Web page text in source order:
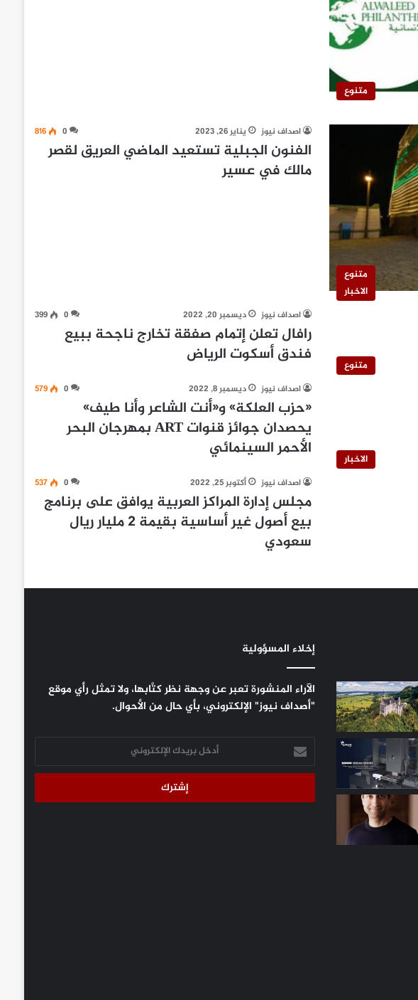
متنوع
متنوع
اصداف نيوز يناير 26, 2023 0
816
الفنون الجبلية تستعيد الماضي العريق لقصر
مالك في عسير
الاخبار
اصداف نيوز ديسمبر 20, 2022 0
399
رافال تعلن إتمام صفقة تخارج ناجحة ببيع
فندق أسكوت الرياض
متنوع
اصداف نيوز ديسمبر 8, 2022 0
579
«حزب العلكة» و«أنت الشاعر وأنا طيف»
يحصدان جوائز قنوات ART بمهرجان البحر
الأحمر السينمائي
الاخبار
اصداف نيوز أكتوبر 25, 2022 0
537
مجلس إدارة المراكز العربية يوافق على برنامج
بيع أصول غير أساسية بقيمة 2 مليار ريال
سعودي
إخلاء المسؤولية
الآراء المنشورة تعبر عن وجهة نظر كتَّابها، ولا تمثل رأي موقع
"أصداف نيوز" الإلكتروني، بأي حال من الأحوال.
أدخل
بريدك
الإلكتروني